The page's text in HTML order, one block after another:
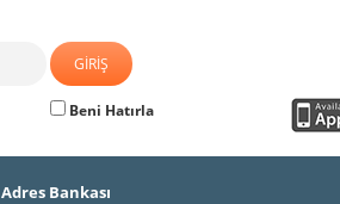
Beni Hatırla
Adres Bankası